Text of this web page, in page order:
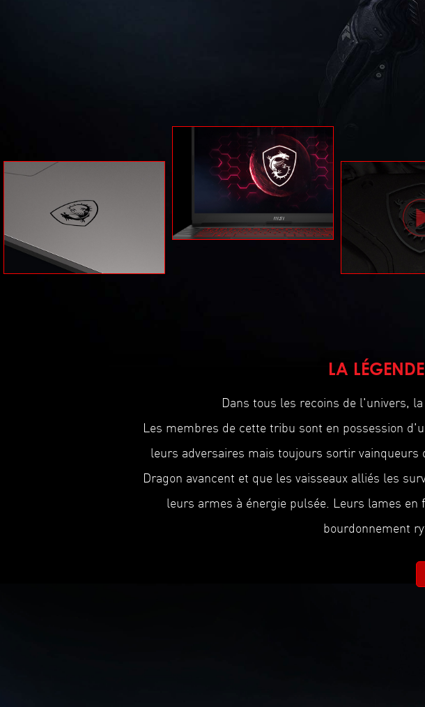
LA
Dans tous les recoins de l'univers,
Les membres de cette tribu sont en possession
leurs adversaires mais toujours sortir
Dragon avancent et que les vaisseaux alliés les
leurs armes à énergie pulsée. Leurs lames
bourdonnement